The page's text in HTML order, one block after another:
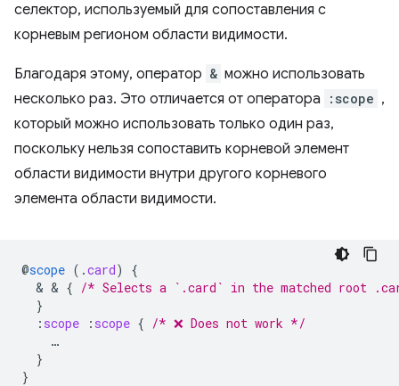
селектор, используемый для сопоставления с
корневым регионом области видимости.
Благодаря этому, оператор & можно использовать
несколько раз. Это отличается от оператора
:scope ,
который можно использовать только один раз,
поскольку нельзя сопоставить корневой элемент
области видимости внутри другого корневого
элемента области видимости.
@scope ( .card)
{
  & &
{ /* Selects a `.card` in the matched root
}
: scope : scope { /* ❌ Does not work */
…
}
}